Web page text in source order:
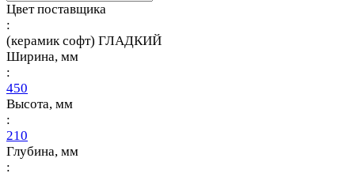
Цвет поставщика
:
(керамик софт) ГЛАДКИЙ
Ширина, мм
:
450
Высота, мм
:
210
Глубина, мм
: